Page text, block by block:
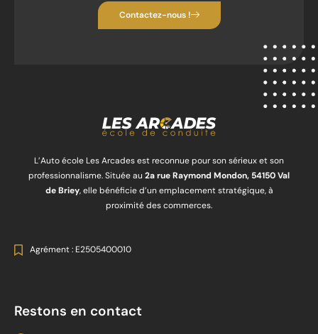
Contactez-nous !
L’Auto école Les Arcades est reconnue pour son sérieux et son
professionnalisme. Située au 2a rue Raymond Mondon, 54150 Val
de Briey, elle bénéficie d’un emplacement stratégique, à
proximité des commerces.
Agrément : E2505400010
Restons en contact